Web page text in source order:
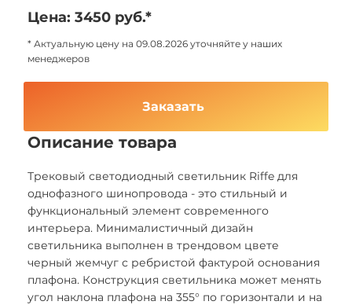
Цена: 3450 руб.*
* Актуальную цену на 09.08.2026 уточняйте у наших
менеджеров
Заказать
Описание товара
Трековый светодиодный светильник Riffe для
однофазного шинопровода - это стильный и
функциональный элемент современного
интерьера. Минималистичный дизайн
светильника выполнен в трендовом цвете
черный жемчуг с ребристой фактурой основания
плафона. Конструкция светильника может менять
угол наклона плафона на 355° по горизонтали и на